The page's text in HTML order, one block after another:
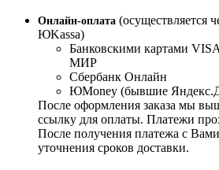
Онлайн-оплата (осуществляется
ЮKassa)
Банковскими картами
МИР
Сбербанк Онлайн
ЮMoney (бывшие
После оформления заказа мы
ссылку для оплаты. Платежи
После получения платежа с
уточнения сроков доставки.